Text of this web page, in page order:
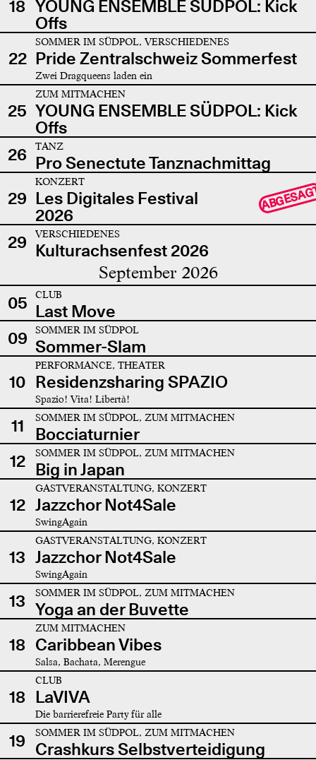
18 YOUNG ENSEMBLE SÜDPOL: Kick
Offs
22
SOMMER IM SÜDPOL, VERSCHIEDENES
Pride Zentralschweiz Sommerfest
Zwei Dragqueens laden ein
25
ZUM MITMACHEN
YOUNG ENSEMBLE SÜDPOL: Kick
Offs
26
TANZ
Pro Senectute Tanznachmittag
29
KONZERT
Les Digitales Festival
2026
29 VERSCHIEDENES
Kulturachsenfest 2026
September 2026
05 CLUB
Last Move
09
SOMMER IM SÜDPOL
Sommer-Slam
10
PERFORMANCE, THEATER
Residenzsharing SPAZIO
Spazio! Vita! Libertà!
11 SOMMER IM SÜDPOL, ZUM MITMACHEN
Bocciaturnier
12
SOMMER IM SÜDPOL, ZUM MITMACHEN
Big in Japan
12
GASTVERANSTALTUNG, KONZERT
Jazzchor Not4Sale
SwingAgain
13
GASTVERANSTALTUNG, KONZERT
Jazzchor Not4Sale
SwingAgain
13 SOMMER IM SÜDPOL, ZUM MITMACHEN
Yoga an der Buvette
18
ZUM MITMACHEN
Caribbean Vibes
Salsa, Bachata, Merengue
18
CLUB
LaVIVA
Die barrierefreie Party für alle
19 SOMMER IM SÜDPOL, ZUM MITMACHEN
Crashkurs Selbstverteidigung